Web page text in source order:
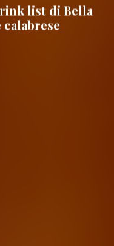
list di Bella